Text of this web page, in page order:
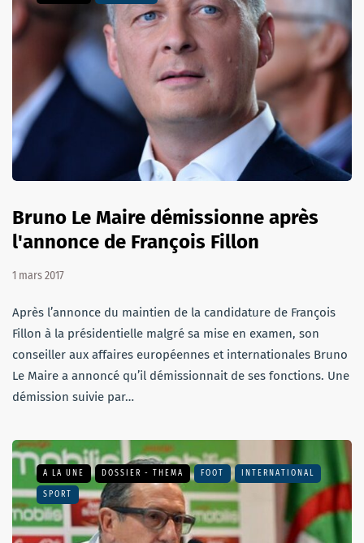
Bruno Le Maire démissionne après
l'annonce de François Fillon
1 mars 2017
Après l’annonce du maintien de la candidature de François
Fillon à la présidentielle malgré sa mise en examen, son
conseiller aux affaires européennes et internationales Bruno
Le Maire a annoncé qu’il démissionnait de ses fonctions. Une
démission suivie par…
A LA UNE DOSSIER - THEMA FOOT INTERNATIONAL
SPORT